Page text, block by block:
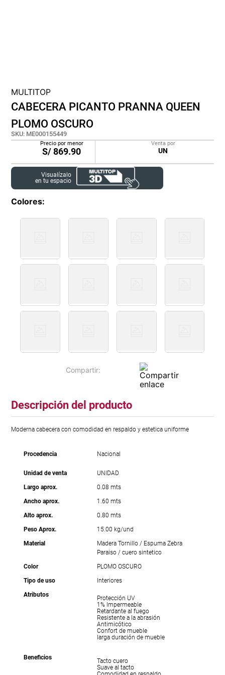
MULTITOP
CABECERA PICANTO PRANNA QUEEN
PLOMO OSCURO
SKU: ME000155449
Precio por menor
S/869.90
Venta por
UN
Visualízalo
en tu espacio
Colores
Descripción del producto
Moderna cabecera con comodidad en respaldo y estetica uniforme
Procedencia Nacional
Unidad de venta
UNIDAD
Largo aprox.
0.08 mts
Ancho aprox.
1.60 mts
Alto aprox.
0.80 mts
Peso Aprox.
15.00 kg/und
Material
Madera Tornillo / Espuma Zebra
Paraiso / cuero sintetico
Color
PLOMO OSCURO
Tipo de uso
Interiores
Atributos
Protección UV
1% Impermeable
Retardante al fuego
Resistente a la abrasión
Antimicótico
Confort de mueble
larga duración de mueble
Beneficios
Tacto cuero
Suave al tacto